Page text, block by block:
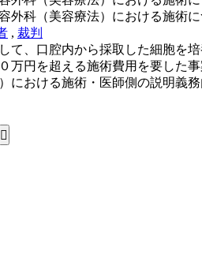
外科（美容療法）における施術
, 裁判
て、口腔内から採取した細胞を
万円を超える施術費用を要した事
における施術・医師側の説明義